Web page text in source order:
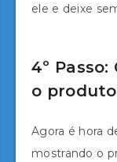
ele e deixe
4º
o produto
Agora é hora
mostrando o